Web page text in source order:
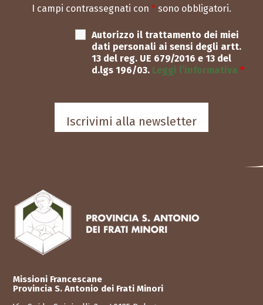
I campi contrassegnati con * sono obbligatori.
Autorizzo il trattamento dei miei
dati personali ai sensi degli artt.
13 del reg. UE 679/2016 e 13 del
d.lgs 196/03. Leggi l’informativa *
Missioni Francescane
Provincia S. Antonio dei Frati Minori